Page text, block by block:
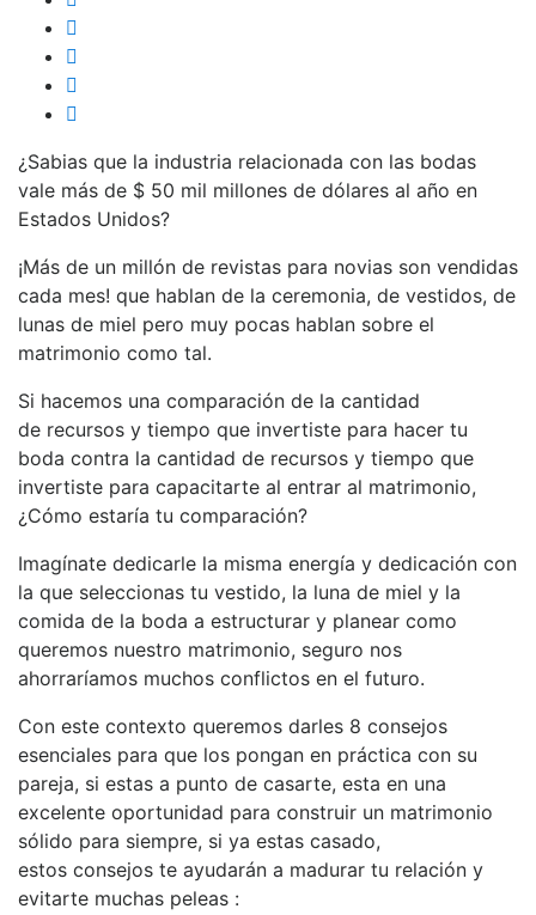
¿Sabias que la industria relacionada con las bodas
vale más de $ 50 mil millones de dólares al año en
Estados Unidos?
¡Más de un millón de revistas para novias son vendidas
cada mes! que hablan de la ceremonia, de vestidos, de
lunas de miel pero muy pocas hablan sobre el
matrimonio como tal.
Si hacemos una comparación de la cantidad
de recursos y tiempo que invertiste para hacer tu
boda contra la cantidad de recursos y tiempo que
invertiste para capacitarte al entrar al matrimonio,
¿Cómo estaría tu comparación?
Imagínate dedicarle la misma energía y dedicación con
la que seleccionas tu vestido, la luna de miel y la
comida de la boda a estructurar y planear como
queremos nuestro matrimonio, seguro nos
ahorraríamos muchos conflictos en el futuro.
Con este contexto queremos darles 8 consejos
esenciales para que los pongan en práctica con su
pareja, si estas a punto de casarte, esta en una
excelente oportunidad para construir un matrimonio
sólido para siempre, si ya estas casado,
estos consejos te ayudarán a madurar tu relación y
evitarte muchas peleas :